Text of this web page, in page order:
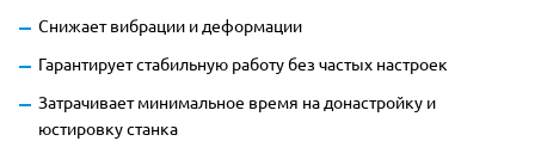
Снижает вибрации и деформации
Гарантирует стабильную работу без частых настроек
Затрачивает минимальное время на донастройку и
юстировку станка